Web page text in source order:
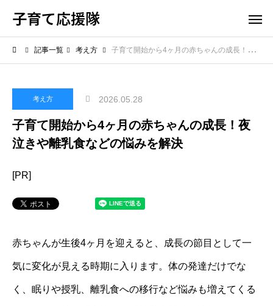
子育て応援隊
記事一覧 考え方 子育て開始から4ヶ月の赤ちゃんの成長！夜泣きや離乳食などの悩みを解決
考え方 2026.05.28
子育て開始から4ヶ月の赤ちゃんの成長！夜
泣きや離乳食などの悩みを解決
[PR]
赤ちゃんが生後4ヶ月を迎えると、成長の節目として一
気に変化が見える時期に入ります。体の発達だけでな
く、眠りや授乳、離乳食への移行など悩みも増えてくる